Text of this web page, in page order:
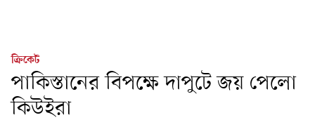
ক্রিকেট
পাকিস্তানের বিপক্ষে দাপুটে জয় পেলো
কিউইরা